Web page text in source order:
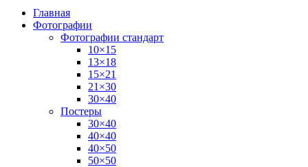
Главная
Фотографии
Фотографии стандарт
10×15
13×18
15×21
21×30
30×40
Постеры
30×40
40×40
40×50
50×50